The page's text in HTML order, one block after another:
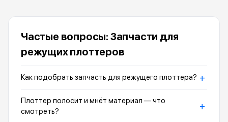
Частые вопросы: Запчасти для
режущих плоттеров
Как подобрать запчасть для режущего плоттера? +
Плоттер полосит и мнёт материал — что
смотреть?
+